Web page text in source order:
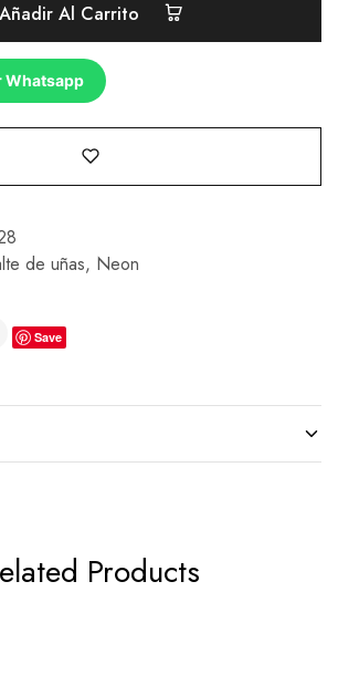
Añadir Al Carrito
Whatsapp
de uñas, Neon
Save
Products